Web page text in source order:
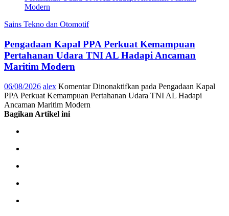
Sains Tekno dan Otomotif
Pengadaan Kapal PPA Perkuat Kemampuan
Pertahanan Udara TNI AL Hadapi Ancaman
Maritim Modern
06/08/2026 alex Komentar Dinonaktifkan pada Pengadaan Kapal
PPA Perkuat Kemampuan Pertahanan Udara TNI AL Hadapi
Ancaman Maritim Modern
Bagikan Artikel ini